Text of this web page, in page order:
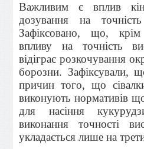
Важливим є вплив
дозування на
Зафіксовано, що, крім
впливу на точність
відіграє розкочування
борозни. Зафіксували,
причин того, що
виконують нормативів
для насіння
виконання точності
укладається лише на